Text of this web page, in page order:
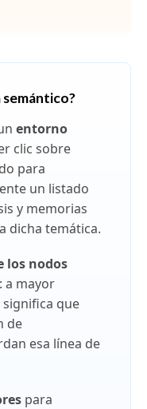
semántico?
entorno
clic sobre
para
un listado
y memorias
dicha temática.
los nodos
a mayor
que
de
esa línea de
para